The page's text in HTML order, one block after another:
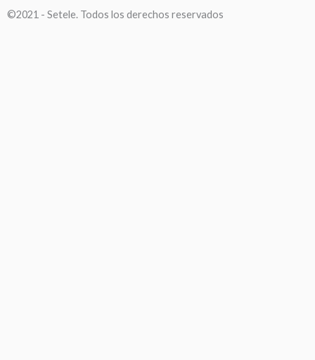
©2021 - Setele. Todos los derechos reservados